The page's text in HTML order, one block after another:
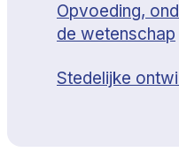
Opvoeding,
de wetenschap
Stedelijke